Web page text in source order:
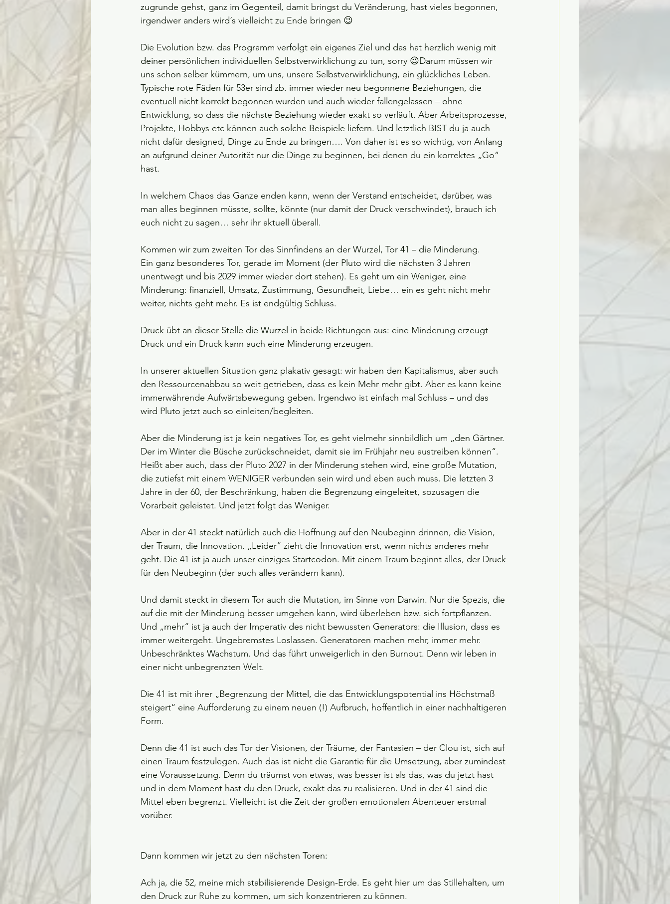
zugrunde gehst, ganz im Gegenteil, damit bringst du Veränderung, hast vieles begonnen,
irgendwer anders wird´s vielleicht zu Ende bringen 😉
Die Evolution bzw. das Programm verfolgt ein eigenes Ziel und das hat herzlich wenig mit
deiner persönlichen individuellen Selbstverwirklichung zu tun, sorry 😉Darum müssen wir
uns schon selber kümmern, um uns, unsere Selbstverwirklichung, ein glückliches Leben.
Typische rote Fäden für 53er sind zb. immer wieder neu begonnene Beziehungen, die
eventuell nicht korrekt begonnen wurden und auch wieder fallengelassen – ohne
Entwicklung, so dass die nächste Beziehung wieder exakt so verläuft. Aber Arbeitsprozesse,
Projekte, Hobbys etc können auch solche Beispiele liefern. Und letztlich BIST du ja auch
nicht dafür designed, Dinge zu Ende zu bringen…. Von daher ist es so wichtig, von Anfang
an aufgrund deiner Autorität nur die Dinge zu beginnen, bei denen du ein korrektes „Go“
hast.
In welchem Chaos das Ganze enden kann, wenn der Verstand entscheidet, darüber, was
man alles beginnen müsste, sollte, könnte (nur damit der Druck verschwindet), brauch ich
euch nicht zu sagen… sehr ihr aktuell überall.
Kommen wir zum zweiten Tor des Sinnfindens an der Wurzel, Tor 41 – die Minderung.
Ein ganz besonderes Tor, gerade im Moment (der Pluto wird die nächsten 3 Jahren
unentwegt und bis 2029 immer wieder dort stehen). Es geht um ein Weniger, eine
Minderung: finanziell, Umsatz, Zustimmung, Gesundheit, Liebe… ein es geht nicht mehr
weiter, nichts geht mehr. Es ist endgültig Schluss.
Druck übt an dieser Stelle die Wurzel in beide Richtungen aus: eine Minderung erzeugt
Druck und ein Druck kann auch eine Minderung erzeugen.
In unserer aktuellen Situation ganz plakativ gesagt: wir haben den Kapitalismus, aber auch
den Ressourcenabbau so weit getrieben, dass es kein Mehr mehr gibt. Aber es kann keine
immerwährende Aufwärtsbewegung geben. Irgendwo ist einfach mal Schluss – und das
wird Pluto jetzt auch so einleiten/begleiten.
Aber die Minderung ist ja kein negatives Tor, es geht vielmehr sinnbildlich um „den Gärtner.
Der im Winter die Büsche zurückschneidet, damit sie im Frühjahr neu austreiben können“.
Heißt aber auch, dass der Pluto 2027 in der Minderung stehen wird, eine große Mutation,
die zutiefst mit einem WENIGER verbunden sein wird und eben auch muss. Die letzten 3
Jahre in der 60, der Beschränkung, haben die Begrenzung eingeleitet, sozusagen die
Vorarbeit geleistet. Und jetzt folgt das Weniger.
Aber in der 41 steckt natürlich auch die Hoffnung auf den Neubeginn drinnen, die Vision,
der Traum, die Innovation. „Leider“ zieht die Innovation erst, wenn nichts anderes mehr
geht. Die 41 ist ja auch unser einziges Startcodon. Mit einem Traum beginnt alles, der Druck
für den Neubeginn (der auch alles verändern kann).
Und damit steckt in diesem Tor auch die Mutation, im Sinne von Darwin. Nur die Spezis, die
auf die mit der Minderung besser umgehen kann, wird überleben bzw. sich fortpflanzen.
Und „mehr“ ist ja auch der Imperativ des nicht bewussten Generators: die Illusion, dass es
immer weitergeht. Ungebremstes Loslassen. Generatoren machen mehr, immer mehr.
Unbeschränktes Wachstum. Und das führt unweigerlich in den Burnout. Denn wir leben in
einer nicht unbegrenzten Welt.
Die 41 ist mit ihrer „Begrenzung der Mittel, die das Entwicklungspotential ins Höchstmaß
steigert“ eine Aufforderung zu einem neuen (!) Aufbruch, hoffentlich in einer nachhaltigeren
Form.
Denn die 41 ist auch das Tor der Visionen, der Träume, der Fantasien – der Clou ist, sich auf
einen Traum festzulegen. Auch das ist nicht die Garantie für die Umsetzung, aber zumindest
eine Voraussetzung. Denn du träumst von etwas, was besser ist als das, was du jetzt hast
und in dem Moment hast du den Druck, exakt das zu realisieren. Und in der 41 sind die
Mittel eben begrenzt. Vielleicht ist die Zeit der großen emotionalen Abenteuer erstmal
vorüber.
Dann kommen wir jetzt zu den nächsten Toren:
Ach ja, die 52, meine mich stabilisierende Design-Erde. Es geht hier um das Stillehalten, um
den Druck zur Ruhe zu kommen, um sich konzentrieren zu können.